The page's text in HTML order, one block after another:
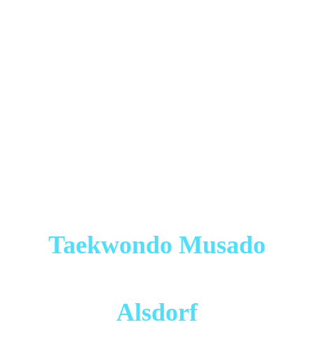
Taekwondo Musado
Alsdorf